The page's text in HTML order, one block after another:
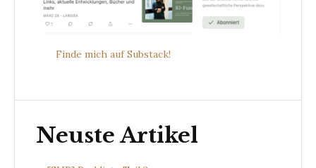
Finde mich auf Substack!
Neuste Artikel